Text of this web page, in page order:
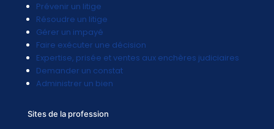
Prévenir un litige
Résoudre un litige
Gérer un impayé
Faire exécuter une décision
Expertise, prisée et ventes aux enchères judiciaires
Demander un constat
Administrer un bien
Sites de la profession